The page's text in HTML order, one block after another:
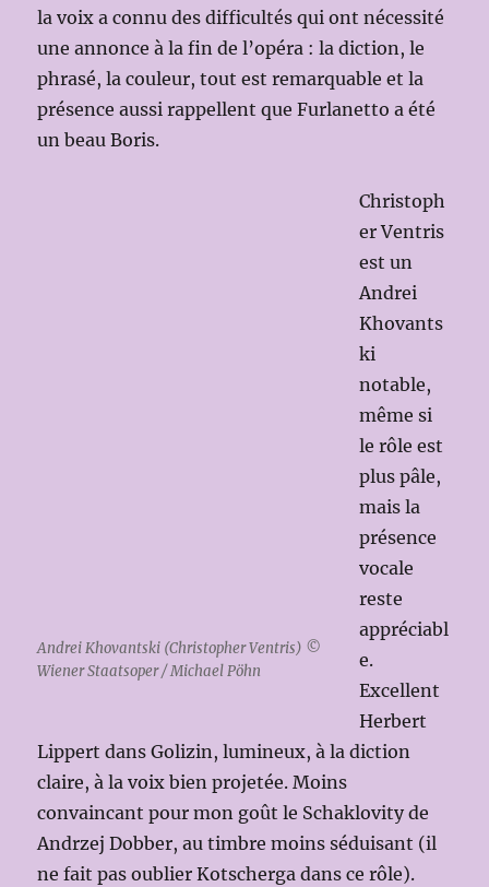
la voix a connu des difficultés qui ont nécessité
une annonce à la fin de l’opéra : la diction, le
phrasé, la couleur, tout est remarquable et la
présence aussi rappellent que Furlanetto a été
un beau Boris.
Andrei Khovantski (Christopher Ventris) ©
Wiener Staatsoper / Michael Pöhn
Christoph
er Ventris
est un
Andrei
Khovants
ki
notable,
même si
le rôle est
plus pâle,
mais la
présence
vocale
reste
appréciabl
e.
Excellent
Herbert
Lippert dans Golizin, lumineux, à la diction
claire, à la voix bien projetée. Moins
convaincant pour mon goût le Schaklovity de
Andrzej Dobber, au timbre moins séduisant (il
ne fait pas oublier Kotscherga dans ce rôle).